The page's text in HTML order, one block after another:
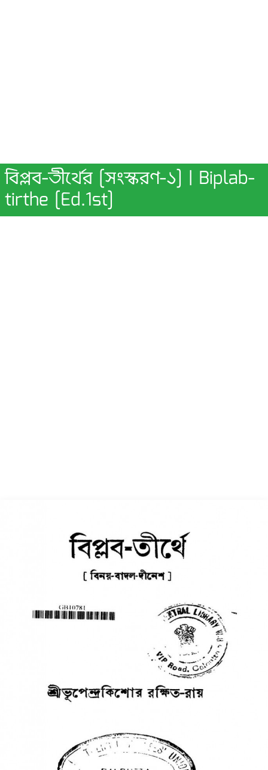
বিপ্লব-তীর্থের [সংস্করণ-১] | Biplab-
tirthe [Ed.1st]